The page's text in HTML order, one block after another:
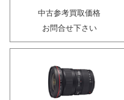
中古参考買取価格
お問合せ下さい